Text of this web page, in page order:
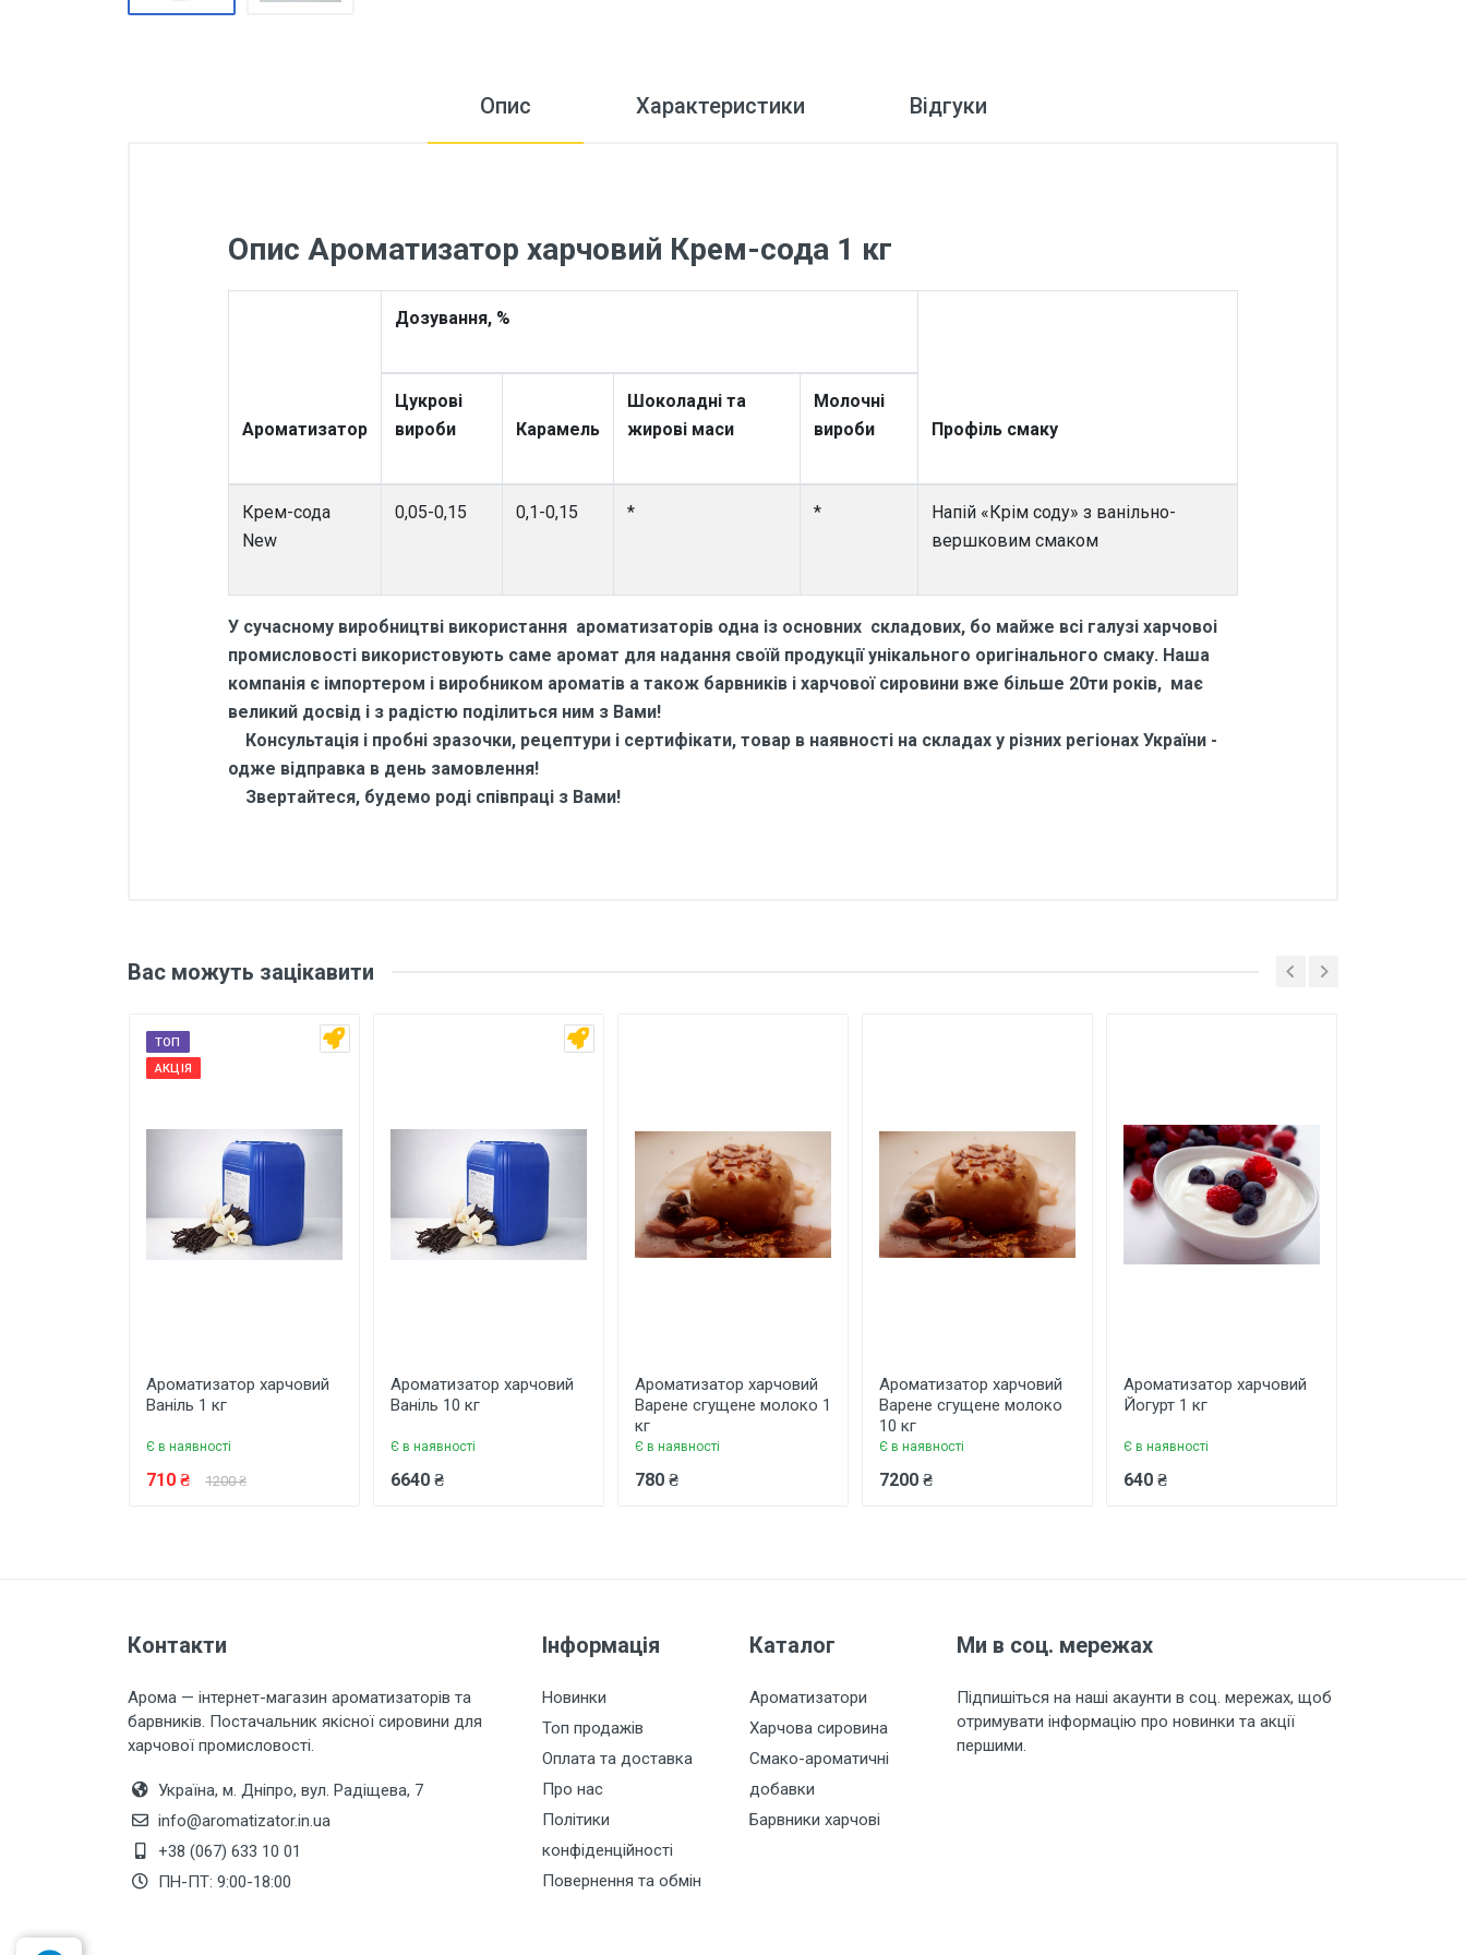
Опис Характеристики Відгуки
Опис Ароматизатор харчовий Крем-сода 1 кг
Ароматизатор
Дозування, %
Профіль смаку
Цукрові
вироби
Карамель
Шоколадні та
жирові маси
Молочні
вироби
Крем-сода
New
0,05-0,15 0,1-0,15 * *
Напій «Крім соду» з ванільно-
вершковим смаком
У сучасному виробництві використання ароматизаторів одна із основних складових, бо майже всі галузі харчовоі
промисловості використовують саме аромат для надання своїй продукції унікального оригінального смаку. Наша
компанія є імпортером і виробником ароматів а також барвників і харчової сировини вже більше 20ти років, має
великий досвід і з радістю поділиться ним з Вами!
Консультація і пробні зразочки, рецептури і сертифікати, товар в наявності на складах у різних регіонах України -
одже відправка в день замовлення!
Звертайтеся, будемо роді співпраці з Вами!
Рейтинг Ваше ім'я Ваш телефон
Вас можуть зацікавити
ТОП
АКЦІЯ
Ароматизатор харчовий
Ваніль 1 кг
Є в наявності
710 ₴ 1200 ₴
Ароматизатор харчовий
Ваніль 10 кг
Є в наявності
6640 ₴
Ароматизатор харчовий
Варене сгущене молоко 1
кг
Є в наявності
780 ₴
Ароматизатор харчовий
Варене сгущене молоко
10 кг
Є в наявності
7200 ₴
Ароматизатор харчовий
Йогурт 1 кг
Є в наявності
640 ₴
Контакти
Арома — інтернет-магазин ароматизаторів та
барвників. Постачальник якісної сировини для
харчової промисловості.
Україна, м. Дніпро, вул. Радіщева, 7
info@aromatizator.in.ua
+38 (067) 633 10 01
ПН-ПТ: 9:00-18:00
Інформація
Новинки
Топ продажів
Оплата та доставка
Про нас
Політики
конфіденційності
Повернення та обмін
Каталог
Ароматизатори
Харчова сировина
Смако-ароматичні
добавки
Барвники харчові
Ми в соц. мережах
Підпишіться на наші акаунти в соц. мережах, щоб
отримувати інформацію про новинки та акції
першими.